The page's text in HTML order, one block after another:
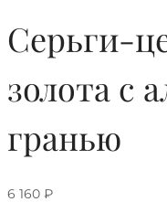
Серьги-
золота с
гранью
6 160 ₽